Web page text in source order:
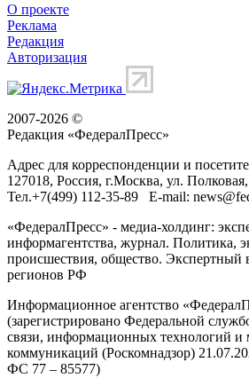
О проекте
Реклама
Редакция
Авторизация
2007-2026 ©
Редакция «ФедералПресс»
Адрес для корреспонденции и
127018, Россия, г.Москва, ул.
Тел.+7(499) 112-35-89 E-mail:
«ФедералПресс» - медиа-холдинг:
информагентства, журнал. Политика,
происшествия, общество. Экспертный
регионов РФ
Информационное агентство
(зарегистрировано Федеральной
связи, информационных технологий и
коммуникаций (Роскомнадзор)
ФС 77 – 85577)